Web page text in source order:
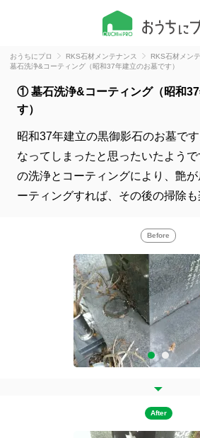
おうちにプロ RKS石材メンテナンス RKS石材メン
墓石洗浄&コーティング（昭和37年建立のお墓です）
① 墓石洗浄&コーティング（昭和
す）
昭和37年建立の黒御影石のお墓で
なってしまったと思ったいたよう
の洗浄とコーティングにより、艶
ーティングすれば、その後の掃除も
Before
After